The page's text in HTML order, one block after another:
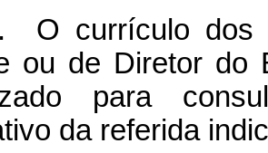
O currículo dos
ou de Diretor do
para
da referida